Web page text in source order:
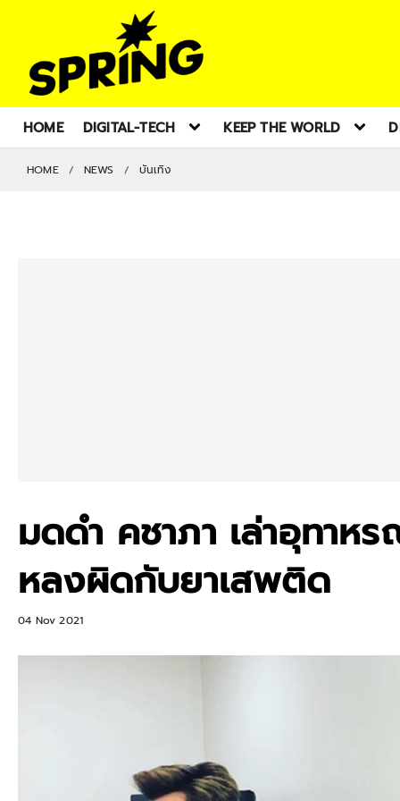
HOME DIGITAL-TECH KEEP THE WORLD
HOME NEWS บันเทิง
มดดำ คชาภา เล่าอุทาห
หลงผิดกับยาเสพติด
04 Nov 2021